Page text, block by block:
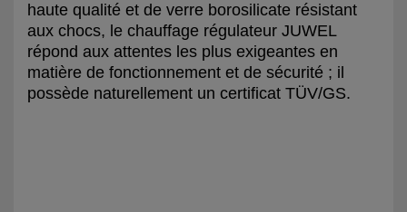
haute qualité et de verre borosilicate résistant
aux chocs, le chauffage régulateur JUWEL
répond aux attentes les plus exigeantes en
matière de fonctionnement et de sécurité ; il
possède naturellement un certificat TÜV/GS.